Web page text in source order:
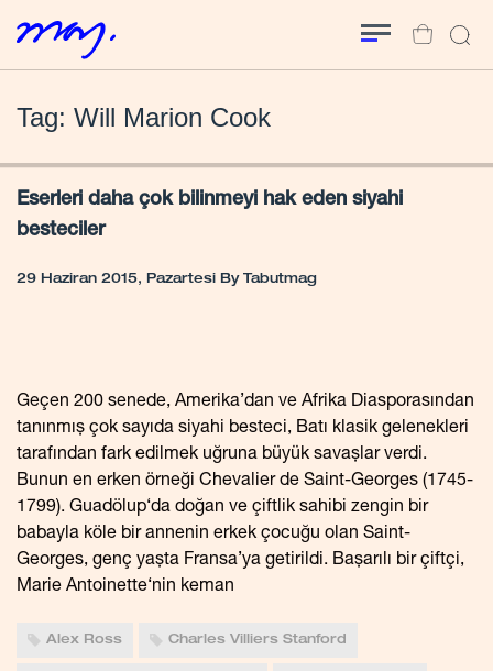
Tag: Will Marion Cook
Eserleri daha çok bilinmeyi hak eden siyahi
besteciler
29 Haziran 2015, Pazartesi By Tabutmag
Geçen 200 senede, Amerika’dan ve Afrika Diasporasından
tanınmış çok sayıda siyahi besteci, Batı klasik gelenekleri
tarafından fark edilmek uğruna büyük savaşlar verdi.
Bunun en erken örneği Chevalier de Saint-Georges (1745-
1799). Guadölup‘da doğan ve çiftlik sahibi zengin bir
babayla köle bir annenin erkek çocuğu olan Saint-
Georges, genç yaşta Fransa’ya getirildi. Başarılı bir çiftçi,
Marie Antoinette‘nin keman
Alex Ross Charles Villiers Stanford